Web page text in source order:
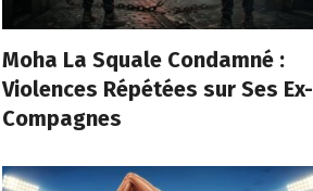
Moha La Squale Condamné :
Violences Répétées sur Ses Ex-
Compagnes